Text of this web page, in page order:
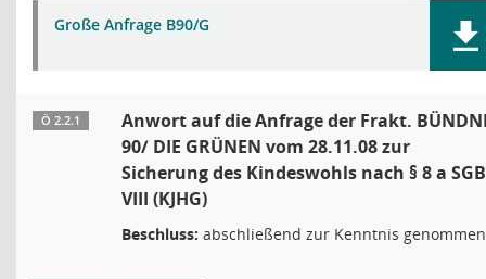
Große Anfrage B90/G
Ö 2.2.1
Anwort auf die Anfrage der Frakt.
90/ DIE GRÜNEN vom 28.11.08 zur
Sicherung des Kindeswohls nach § 8 a SGB
VIII (KJHG)
Beschluss: abschließend zur Kenntnis genommen